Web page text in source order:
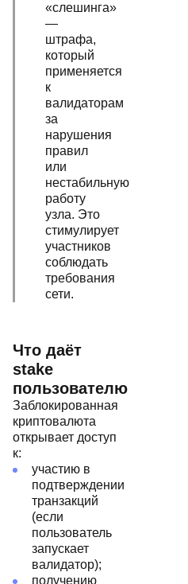
«слешинга»
—
штрафа,
который
применяется
к
валидаторам
за
нарушения
правил
или
нестабильную
работу
узла. Это
стимулирует
участников
соблюдать
требования
сети.
Что даёт
stake
пользователю
Заблокированная
криптовалюта
открывает доступ
к:
участию в
подтверждении
транзакций
(если
пользователь
запускает
валидатор);
получению